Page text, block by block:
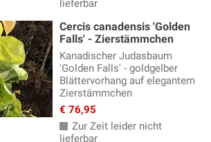
lieferbar
Cercis canadensis 'Golden
Falls' - Zierstämmchen
Kanadischer Judasbaum
'Golden Falls' - goldgelber
Blättervorhang auf elegantem
Zierstämmchen
€ 76,95
Zur Zeit leider nicht
lieferbar